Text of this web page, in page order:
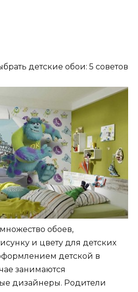
детские обои: 5 советов
обоев,
и цвету для детских
детской в
занимаются
дизайнеры. Родители